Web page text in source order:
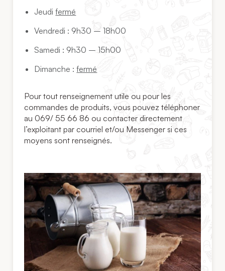
Jeudifermé
Vendredi : 9h30 – 18h00
Samedi : 9h30 – 15h00
Dimanche :fermé
Pour tout renseignement utile ou pour les
commandes de produits, vous pouvez téléphoner
au 069/ 55 66 86 ou contacter directement
l’exploitant par courriel et/ou Messenger si ces
moyens sont renseignés.